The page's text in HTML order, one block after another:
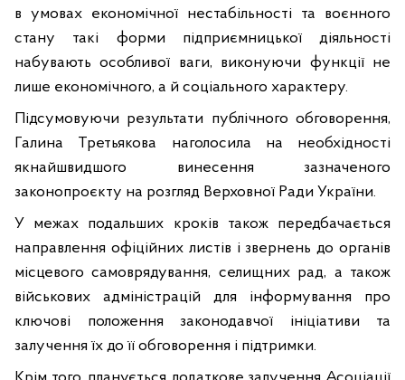
в умовах економічної нестабільності та воєнного
стану такі форми підприємницької діяльності
набувають особливої ваги, виконуючи функції не
лише економічного, а й соціального характеру.
Підсумовуючи результати публічного обговорення,
Галина Третьякова наголосила на необхідності
якнайшвидшого винесення зазначеного
законопроєкту на розгляд Верховної Ради України.
У межах подальших кроків також передбачається
направлення офіційних листів і звернень до органів
місцевого самоврядування, селищних рад, а також
військових адміністрацій для інформування про
ключові положення законодавчої ініціативи та
залучення їх до її обговорення і підтримки.